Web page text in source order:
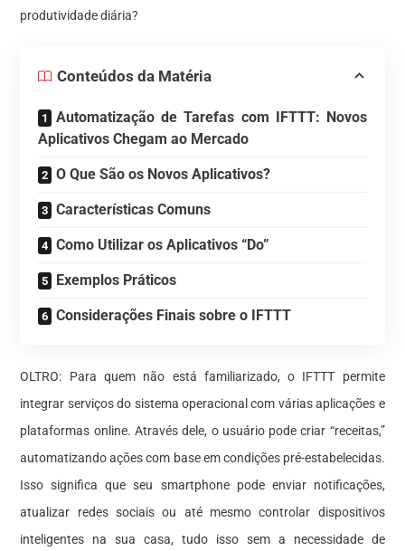
produtividade diária?
Conteúdos da Matéria
Automatização de Tarefas com IFTTT: Novos
Aplicativos Chegam ao Mercado
O Que São os Novos Aplicativos?
Características Comuns
Como Utilizar os Aplicativos “Do”
Exemplos Práticos
Considerações Finais sobre o IFTTT
OLTRO: Para quem não está familiarizado, o IFTTT permite
integrar serviços do sistema operacional com várias aplicações e
plataformas online. Através dele, o usuário pode criar “receitas,”
automatizando ações com base em condições pré-estabelecidas.
Isso significa que seu smartphone pode enviar notificações,
atualizar redes sociais ou até mesmo controlar dispositivos
inteligentes na sua casa, tudo isso sem a necessidade de